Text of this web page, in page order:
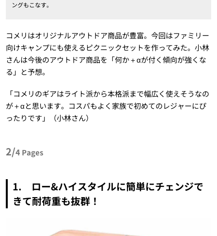
ングもこなす。
コメリはオリジナルアウトドア商品が豊富。今回はファミリー
向けキャンプにも使えるピクニックセットを作ってみた。小林
さんは今後のアウトドア商品を「何か＋αが付く傾向が強くな
る」と予想。
「コメリのギアはライト派から本格派まで幅広く使えそうなの
が＋αと思います。コスパもよく家族で初めてのレジャーにぴ
ったりです」（小林さん）
2/4 Pages
1. ロー&ハイスタイルに簡単にチェンジで
きて耐荷重も抜群！